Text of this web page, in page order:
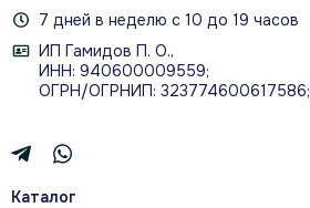
7 дней в неделю с 10 до 19 часов
ИП Гамидов П. О.,
ИНН: 940600009559;
ОГРН/ОГРНИП: 323774600617586;
Каталог